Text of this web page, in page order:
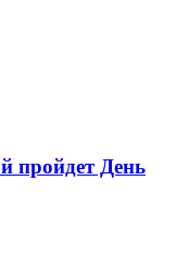
пройдет День